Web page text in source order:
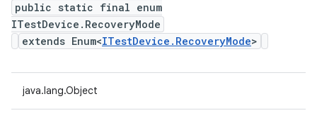
public static final enum
ITestDevice.RecoveryMode
extends Enum<ITestDevice.RecoveryMode>
java.lang.Object